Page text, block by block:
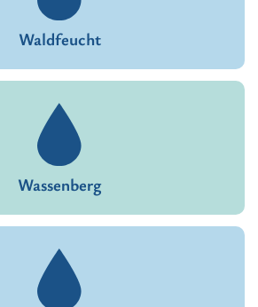
Waldfeucht
Wassenberg